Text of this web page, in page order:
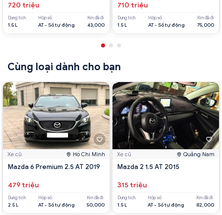
720 triệu
Dung tích
1.5 L
Hộp số
AT - Số tự động
Km đã đi
43,000
710 triệu
Dung tích
1.5 L
Hộp số
AT - Số tự động
Km đã đi
75,000
Cùng loại dành cho bạn
Xe cũ Hồ Chí Minh
Mazda 6 Premium 2.5 AT 2019
479 triệu
Dung tích
2.5 L
Hộp số
AT - Số tự động
Km đã đi
50,000
Xe cũ Quảng Nam
Mazda 2 1.5 AT 2015
315 triệu
Dung tích
1.5 L
Hộp số
AT - Số tự động
Km đã đi
82,000